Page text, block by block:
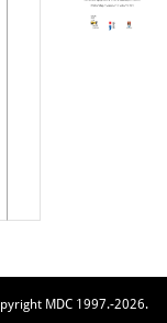
MDC 1997.-2026.